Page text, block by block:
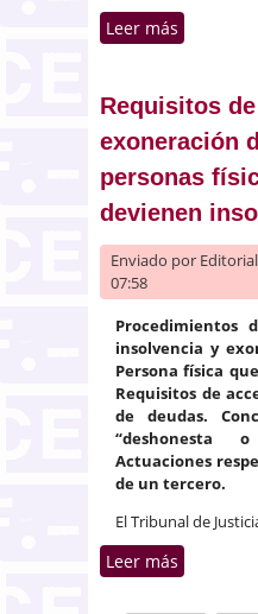
Leer más
tráfico
Requisitos
exoneración
personas
devienen
Enviado por Editorial
07:58
Procedimientos
insolvencia y
Persona física
Requisitos de
de deudas.
Actuaciones
de un tercero.
El Tribunal de
Leer más